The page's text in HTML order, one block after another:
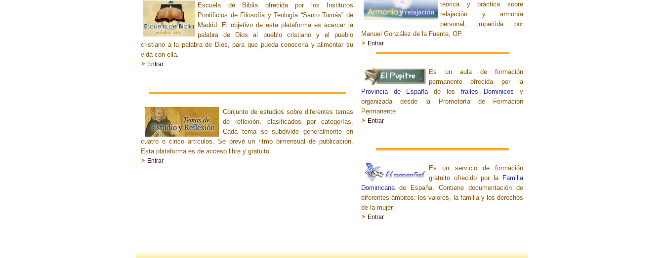
Escuela de Biblia ofrecida por los Institutos
Pontificios de Filosofía y Teología “Santo Tomás” de
Madrid. El objetivo de esta plataforma es acercar la
palabra de Dios al pueblo cristiano y el pueblo
cristiano a la palabra de Dios, para que pueda conocerla y alimentar su
vida con ella.
Entrar
Conjunto de estudios sobre diferentes temas
de reflexión, clasificados por categorías.
Cada tema se subdivide generalmente en
cuatro o cinco artículos. Se prevé un ritmo bimensual de publicación.
Esta plataforma es de acceso libre y gratuito.
Entrar
teórica y práctica sobre
relajación y armonía
personal, impartida por
Manuel González de la Fuente, OP.
Entrar
Es un aula de formación
permanente ofrecida por la
Provincia de Españade los frailes Dominicos y
organizada desde la Promotoría de Formación
Permanente
Entrar
Es un servicio de formación
gratuito ofrecido por la Familia
Dominicanade España. Contiene documentación de
diferentes ámbitos: los valores, la familia y los derechos
de la mujer.
Entrar